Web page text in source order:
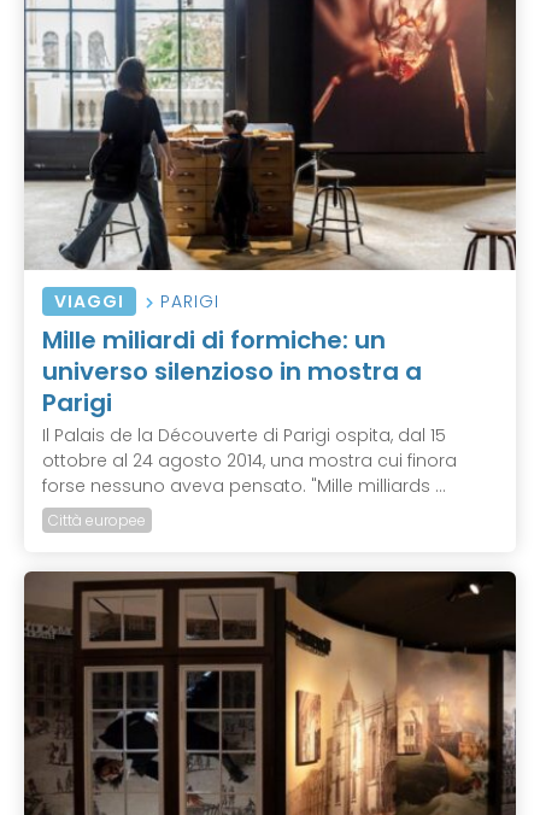
VIAGGI PARIGI
Mille miliardi di formiche: un
universo silenzioso in mostra a
Parigi
Il Palais de la Découverte di Parigi ospita, dal 15
ottobre al 24 agosto 2014, una mostra cui finora
forse nessuno aveva pensato. "Mille milliards ...
Città europee